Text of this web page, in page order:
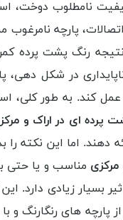
نامطلوب دوخت،
پارچه
رنگ پشت پرده
در شکل
کند. به طور کلی،
پرده ای در اراک و
دهند. اما این نکته
مناسب و یا حتی
زیادی دارد.
پارچه های رنگارنگ